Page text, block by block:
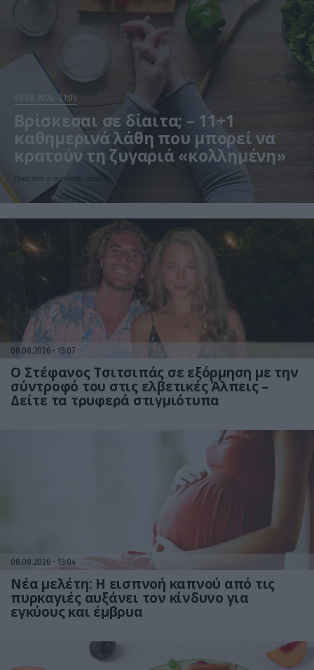
08.08.2026 21:05
Βρίσκεσαι σε δίαιτα; – 11+1
καθημερινά λάθη που μπορεί να
κρατούν τη ζυγαριά «κολλημένη»
Ποιες είναι οι συχνότερες «παγίδες»
08.08.2026 15:07
Ο Στέφανος Τσιτσιπάς σε εξόρμηση με την
σύντροφό του στις ελβετικές Άλπεις –
Δείτε τα τρυφερά στιγμιότυπα
08.08.2026 15:04
Νέα μελέτη: Η εισπνοή καπνού από τις
πυρκαγιές αυξάνει τον κίνδυνο για
εγκύους και έμβρυα